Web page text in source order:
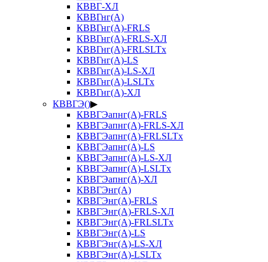
КВВГ-ХЛ
КВВГнг(А)
КВВГнг(А)-FRLS
КВВГнг(А)-FRLS-ХЛ
КВВГнг(А)-FRLSLTx
КВВГнг(А)-LS
КВВГнг(А)-LS-ХЛ
КВВГнг(А)-LSLTx
КВВГнг(А)-ХЛ
КВВГЭ()▶
КВВГЭапнг(А)-FRLS
КВВГЭапнг(А)-FRLS-ХЛ
КВВГЭапнг(А)-FRLSLTx
КВВГЭапнг(А)-LS
КВВГЭапнг(А)-LS-ХЛ
КВВГЭапнг(А)-LSLTx
КВВГЭапнг(А)-ХЛ
КВВГЭнг(А)
КВВГЭнг(А)-FRLS
КВВГЭнг(А)-FRLS-ХЛ
КВВГЭнг(А)-FRLSLTx
КВВГЭнг(А)-LS
КВВГЭнг(А)-LS-ХЛ
КВВГЭнг(А)-LSLTx